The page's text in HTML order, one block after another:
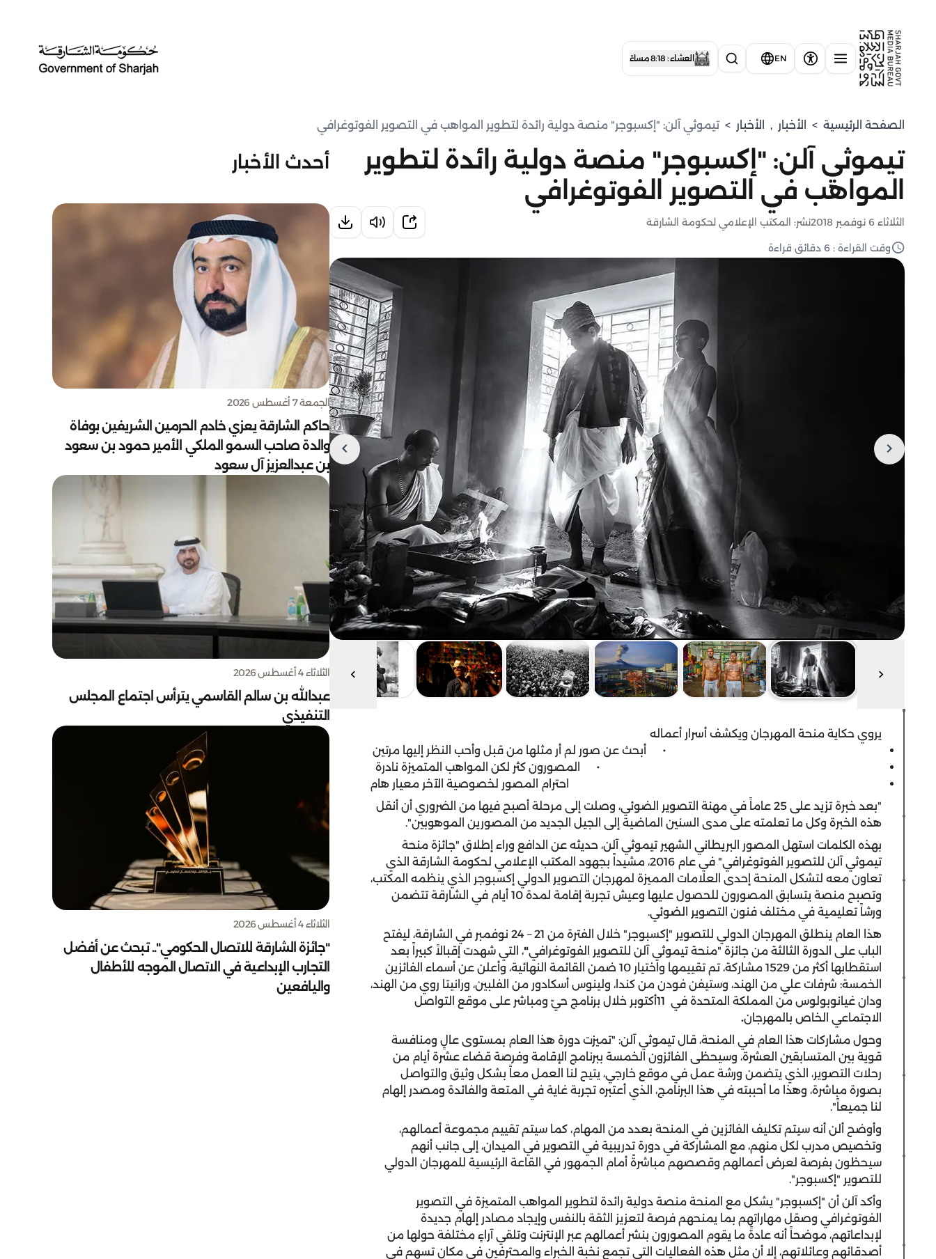
EN العشاء : 8:18 مساءً
الصفحة الرئيسية > الأخبار , الأخبار > تيموثي آلن: "إكسبوجر" منصة دولية رائدة لتطوير المواهب في التصوير الفوتوغرافي
تيموثي آلن: "إكسبوجر" منصة دولية رائدة لتطوير
المواهب في التصوير الفوتوغرافي
الثلاثاء 6 نوفمبر 2018 نشر: المكتب الإعلامي لحكومة الشارقة
وقت القراءة : 6 دقائق قراءة
يروي حكاية منحة المهرجان ويكشف أسرار أعماله
· أبحث عن صور لم أر مثلها من قبل وأحب النظر إليها مرتين
·
المصورون كثر لكن المواهب المتميزة نادرة
احترام المصور لخصوصية الآخر معيار هام
"بعد خبرة تزيد على 25 عاماً في مهنة التصوير الضوئي، وصلت إلى مرحلة أصبح فيها من الضروري أن أنقل
هذه الخبرة وكل ما تعلمته على مدى السنين الماضية إلى الجيل الجديد من المصورين الموهوبين".
بهذه الكلمات استهل المصور البريطاني الشهير تيموثي آلن، حديثه عن الدافع وراء إطلاق "جائزة منحة
تيموثي آلن للتصوير الفوتوغرافي" في عام 2016، مشيداً بجهود المكتب الإعلامي لحكومة الشارقة الذي
تعاون معه لتشكل المنحة إحدى العلامات المميزة لمهرجان التصوير الدولي إكسبوجر الذي ينظمه المكتب،
وتصبح منصة يتسابق المصورون للحصول عليها وعيش تجربة إقامة لمدة 10 أيام في الشارقة تتضمن
ورشاً تعليمية في مختلف فنون التصوير الضوئي.
هذا العام ينطلق المهرجان الدولي للتصوير "إكسبوجر" خلال الفترة من 21 – 24 نوفمبر في الشارقة، ليفتح
الباب على الدورة الثالثة من جائزة "منحة تيموثي آلن للتصوير الفوتوغرافي"، التي شهدت إقبالاً كبيراً بعد
استقطابها أكثر من 1529 مشاركة، تم تقييمها واختيار 10 ضمن القائمة النهائية، وأعلن عن أسماء الفائزين
الخمسة: شرفات علي من الهند، وستيفن فودن من كندا، ولينوس أسكادور من الفلبين، ورانيتا روي من الهند،
ودان غيانوبولوس من المملكة المتحدة في 11أكتوبر خلال برنامج حيّ ومباشر على موقع التواصل
الاجتماعي الخاص بالمهرجان.
وحول مشاركات هذا العام في المنحة، قال تيموثي آلن: "تميزت دورة هذا العام بمستوى عالٍ ومنافسة
قوية بين المتسابقين العشرة، وسيحظى الفائزون الخمسة ببرنامج الإقامة وفرصة قضاء عشرة أيام من
رحلات التصوير، الذي يتضمن ورشة عمل في موقع خارجي، يتيح لنا العمل معاً بشكل وثيق والتواصل
بصورة مباشرة، وهذا ما أحببته في هذا البرنامج، الذي أعتبره تجربة غاية في المتعة والفائدة ومصدر إلهام
لنا جميعاً".
وأوضح ألن أنه سيتم تكليف الفائزين في المنحة بعدد من المهام، كما سيتم تقييم مجموعة أعمالهم،
وتخصيص مدرب لكل منهم، مع المشاركة في دورة تدريبية في التصوير في الميدان، إلى جانب أنهم
سيحظون بفرصة لعرض أعمالهم وقصصهم مباشرةً أمام الجمهور في القاعة الرئيسية للمهرجان الدولي
للتصوير "إكسبوجر".
وأكد آلن أن "إكسبوجر" يشكل مع المنحة منصة دولية رائدة لتطوير المواهب المتميزة في التصوير
الفوتوغرافي وصقل مهاراتهم بما يمنحهم فرصة لتعزيز الثقة بالنفس وإيجاد مصادر إلهام جديدة
لإبداعاتهم، موضحاً أنه عادةً ما يقوم المصورون بنشر أعمالهم عبر الإنترنت وتلقي آراءٍ مختلفة حولها من
أصدقائهم وعائلاتهم، إلا أن مثل هذه الفعاليات التي تجمع نخبة الخبراء والمحترفين في مكان تسهم في
أحدث الأخبار
الجمعة 7 أغسطس 2026
حاكم الشارقة يعزي خادم الحرمين الشريفين بوفاة
والدة صاحب السمو الملكي الأمير حمود بن سعود
بن عبدالعزيز آل سعود
الثلاثاء 4 أغسطس 2026
عبدالله بن سالم القاسمي يترأس اجتماع المجلس
التنفيذي
الثلاثاء 4 أغسطس 2026
"جائزة الشارقة للاتصال الحكومي".. تبحث عن أفضل
التجارب الإبداعية في الاتصال الموجه للأطفال
واليافعين